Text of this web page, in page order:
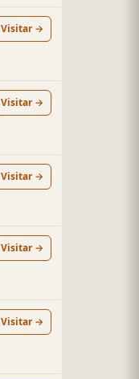
Visitar →
Visitar →
Visitar →
Visitar →
Visitar →